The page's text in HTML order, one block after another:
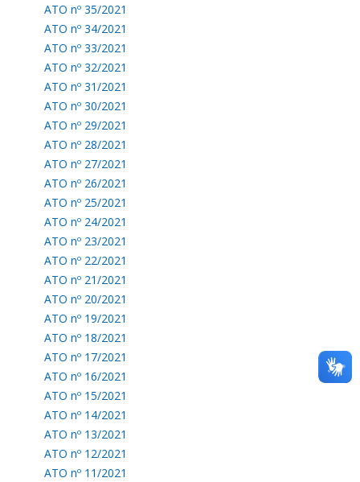
ATO nº 35/2021
ATO nº 34/2021
ATO nº 33/2021
ATO nº 32/2021
ATO nº 31/2021
ATO nº 30/2021
ATO nº 29/2021
ATO nº 28/2021
ATO nº 27/2021
ATO nº 26/2021
ATO nº 25/2021
ATO nº 24/2021
ATO nº 23/2021
ATO nº 22/2021
ATO nº 21/2021
ATO nº 20/2021
ATO nº 19/2021
ATO nº 18/2021
ATO nº 17/2021
ATO nº 16/2021
ATO nº 15/2021
ATO nº 14/2021
ATO nº 13/2021
ATO nº 12/2021
ATO nº 11/2021